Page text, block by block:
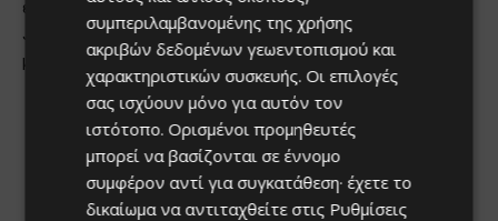
συμπεριλαμβανομένης της χρήσης
ακριβών δεδομένων γεωεντοπισμού και
χαρακτηριστικών συσκευής. Οι επιλογές
σας ισχύουν μόνο για αυτόν τον
ιστότοπο. Ορισμένοι προμηθευτές
μπορεί να βασίζονται σε έννομο
συμφέρον αντί για συγκατάθεση· έχετε το
δικαίωμα να αντιταχθείτε στις Ρυθμίσεις